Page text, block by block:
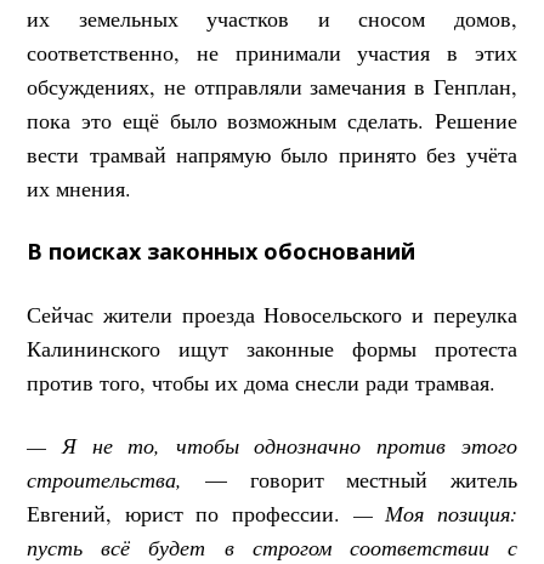
их земельных участков и сносом домов,
соответственно, не принимали участия в этих
обсуждениях, не отправляли замечания в Генплан,
пока это ещё было возможным сделать. Решение
вести трамвай напрямую было принято без учёта
их мнения.
В поисках законных обоснований
Сейчас жители проезда Новосельского и переулка
Калининского ищут законные формы протеста
против того, чтобы их дома снесли ради трамвая.
— Я не то, чтобы однозначно против этого
строительства,
— говорит местный житель
Евгений, юрист по профессии. — Моя позиция:
пусть всё будет в строгом соответствии с